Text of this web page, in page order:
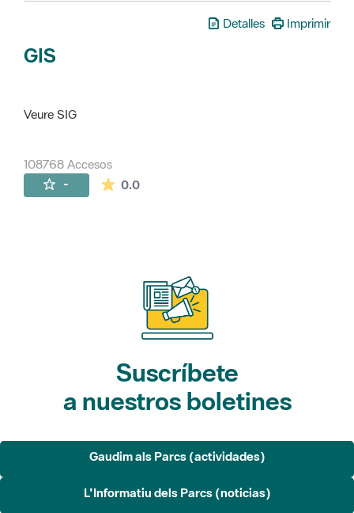
Detalles Imprimir
GIS
Veure SIG
108768 Accesos
- 0.0La valoración media es de 0 estrellas de
Suscríbete
a nuestros boletines
Gaudim als Parcs (actividades)
L'Informatiu dels Parcs (noticias)